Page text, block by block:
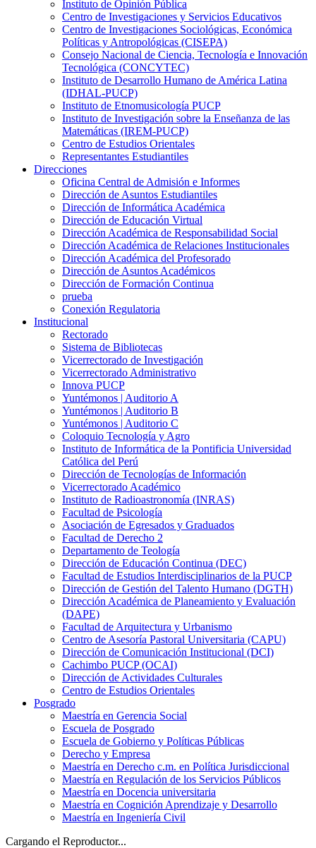
Instituto de Opinión Pública
Centro de Investigaciones y Servicios Educativos
Centro de Investigaciones Sociológicas, Económica
Políticas y Antropológicas (CISEPA)
Consejo Nacional de Ciencia, Tecnología e Innovación
Tecnológica (CONCYTEC)
Instituto de Desarrollo Humano de América Latina
(IDHAL-PUCP)
Instituto de Etnomusicología PUCP
Instituto de Investigación sobre la Enseñanza de las
Matemáticas (IREM-PUCP)
Centro de Estudios Orientales
Representantes Estudiantiles
Direcciones
Oficina Central de Admisión e Informes
Dirección de Asuntos Estudiantiles
Dirección de Informática Académica
Dirección de Educación Virtual
Dirección Académica de Responsabilidad Social
Dirección Académica de Relaciones Institucionales
Dirección Académica del Profesorado
Dirección de Asuntos Académicos
Dirección de Formación Continua
prueba
Conexión Regulatoria
Institucional
Rectorado
Sistema de Bibliotecas
Vicerrectorado de Investigación
Vicerrectorado Administrativo
Innova PUCP
Yuntémonos | Auditorio A
Yuntémonos | Auditorio B
Yuntémonos | Auditorio C
Coloquio Tecnología y Agro
Instituto de Informática de la Pontificia Universidad
Católica del Perú
Dirección de Tecnologías de Información
Vicerrectorado Académico
Instituto de Radioastronomía (INRAS)
Facultad de Psicología
Asociación de Egresados y Graduados
Facultad de Derecho 2
Departamento de Teología
Dirección de Educación Continua (DEC)
Facultad de Estudios Interdisciplinarios de la PUCP
Dirección de Gestión del Talento Humano (DGTH)
Dirección Académica de Planeamiento y Evaluación
(DAPE)
Facultad de Arquitectura y Urbanismo
Centro de Asesoría Pastoral Universitaria (CAPU)
Dirección de Comunicación Institucional (DCI)
Cachimbo PUCP (OCAI)
Dirección de Actividades Culturales
Centro de Estudios Orientales
Posgrado
Maestría en Gerencia Social
Escuela de Posgrado
Escuela de Gobierno y Políticas Públicas
Derecho y Empresa
Maestría en Derecho c.m. en Política Jurisdiccional
Maestría en Regulación de los Servicios Públicos
Maestría en Docencia universitaria
Maestría en Cognición Aprendizaje y Desarrollo
Maestría en Ingeniería Civil
Cargando el Reproductor...